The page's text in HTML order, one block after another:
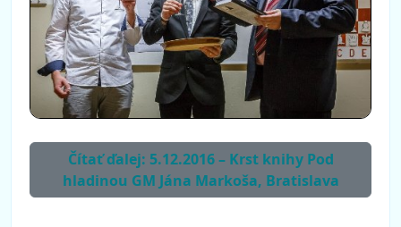
Čítať ďalej: 5.12.2016 – Krst knihy Pod
hladinou GM Jána Markoša, Bratislava